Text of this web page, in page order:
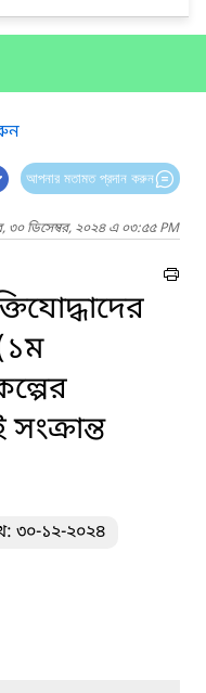
আপনার মতামত প্রদান করুন
৩০ ডিসেম্বর, ২০২৪ এ ০৩:৫৫ PM
৩০-১২-২০২৪